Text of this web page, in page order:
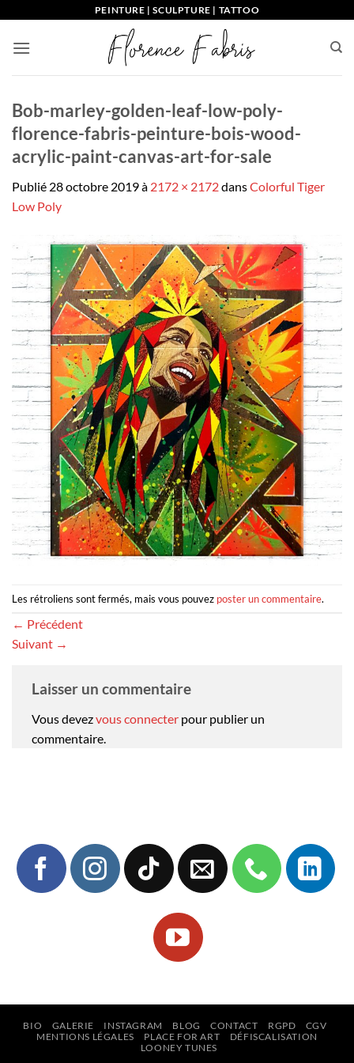
contenu
PEINTURE | SCULPTURE | TATTOO
Bob-marley-golden-leaf-low-poly-
florence-fabris-peinture-bois-wood-
acrylic-paint-canvas-art-for-sale
Publié 28 octobre 2019à 2172 × 2172dansColorful Tiger
Low Poly
Les rétroliens sont fermés, mais vous pouvez poster un commentaire.
← Précédent
Suivant →
Laisser un commentaire
Vous devezvous connecter pour publier un
commentaire.
BIO GALERIE INSTAGRAM BLOG CONTACT RGPD
CGV
MENTIONS LÉGALES
PLACE FOR ART
DÉFISCALISATION
LOONEY TUNES